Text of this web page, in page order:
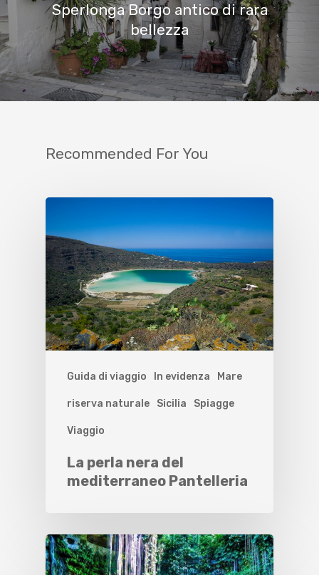
Sperlonga Borgo antico di rara
bellezza
Recommended For You
Guida di viaggio In evidenza Mare
riserva naturale Sicilia Spiagge
Viaggio
La perla nera del
mediterraneo Pantelleria